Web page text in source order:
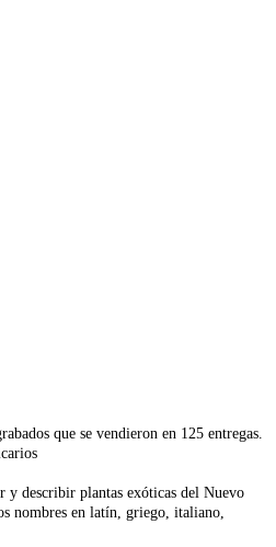
que se vendieron en 125 entregas.
y describir plantas exóticas del Nuevo
nombres en latín, griego, italiano,